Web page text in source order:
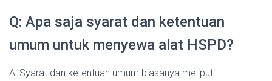
Q: Apa saja syarat dan ketentuan
umum untuk menyewa alat HSPD?
A: Syarat dan ketentuan umum biasanya meliputi